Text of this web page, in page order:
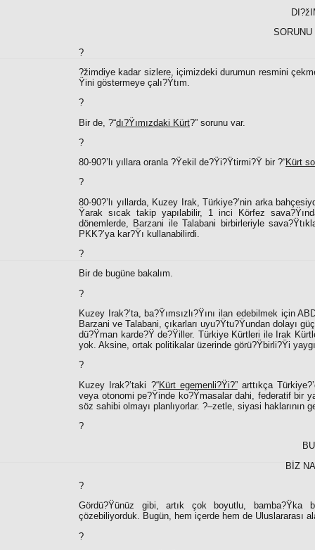
?
?žimdiye kadar sizlere, içimizdeki durumun resmini
Ÿini göstermeye çalı?Ÿtım.
?
Bir de, ?“dı?Ÿımızdaki Kürt?” sorunu var.
?
80-90?’lı yıllara oranla ?Ÿekil de?Ÿi?Ÿtirmi?Ÿ bir ?“Kürt
?
80-90?’lı yıllarda, Kuzey Irak, Türkiye?’nin arka
Ÿarak sıcak takip yapılabilir, 1 inci Körfez
dönemlerde, Barzani ile Talabani birbirleriyle
PKK?’ya kar?Ÿı kullanabilirdi.
?
Bir de bugüne bakalım.
?
Kuzey Irak?’ta, ba?Ÿımsızlı?Ÿını ilan edebilmek için
Barzani ve Talabani, çıkarları uyu?Ÿtu?Ÿundan dolayı
dü?Ÿman karde?Ÿ de?Ÿiller. Türkiye Kürtleri ile Irak
yok. Aksine, ortak politikalar üzerinde görü?Ÿbirli?Ÿi
?
Kuzey Irak?’taki ?“Kürt egemenli?Ÿi?”arttıkça
veya otonomi pe?Ÿinde ko?Ÿmasalar dahi, federatif bir
söz sahibi olmayı planlıyorlar. ?–zetle, siyasi haklarının
?
BİZ
?
Gördü?Ÿünüz gibi, artık çok boyutlu, bamba?Ÿka
çözebiliyorduk. Bugün, hem içerde hem de Uluslararası
?